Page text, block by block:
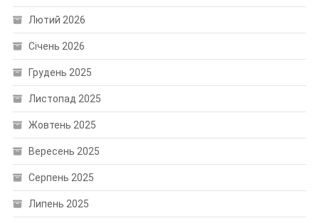
Лютий 2026
Січень 2026
Грудень 2025
Листопад 2025
Жовтень 2025
Вересень 2025
Серпень 2025
Липень 2025